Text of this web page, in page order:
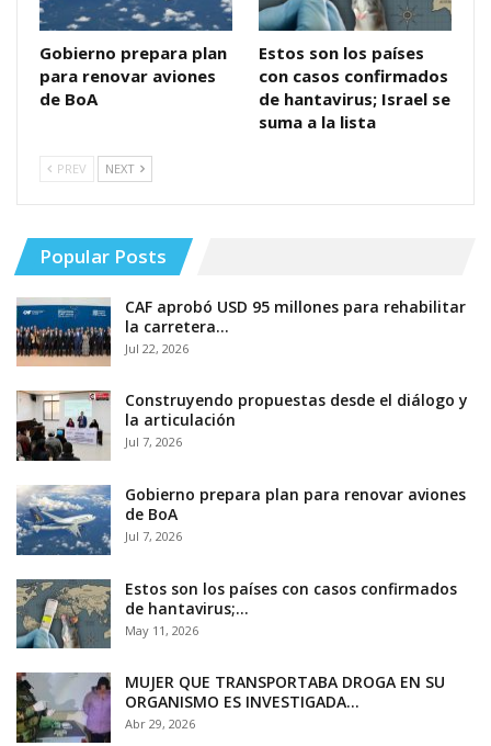
Gobierno prepara plan
para renovar aviones
de BoA
Estos son los países
con casos confirmados
de hantavirus; Israel se
suma a la lista
PREV NEXT
Popular Posts
CAF aprobó USD 95 millones para rehabilitar
la carretera…
Jul 22, 2026
Construyendo propuestas desde el diálogo y
la articulación
Jul 7, 2026
Gobierno prepara plan para renovar aviones
de BoA
Jul 7, 2026
Estos son los países con casos confirmados
de hantavirus;…
May 11, 2026
MUJER QUE TRANSPORTABA DROGA EN SU
ORGANISMO ES INVESTIGADA…
Abr 29, 2026